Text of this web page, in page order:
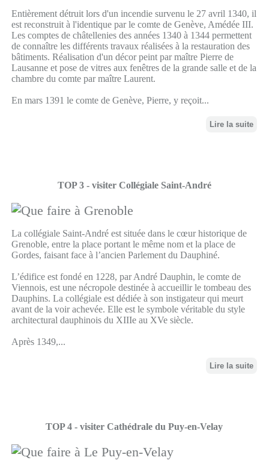
Entièrement détruit lors d'un incendie survenu le 27 avril 1340, il
est reconstruit à l'identique par le comte de Genève, Amédée III.
Les comptes de châtellenies des années 1340 à 1344 permettent
de connaître les différents travaux réalisées à la restauration des
bâtiments. Réalisation d'un décor peint par maître Pierre de
Lausanne et pose de vitres aux fenêtres de la grande salle et de la
chambre du comte par maître Laurent.
En mars 1391 le comte de Genève, Pierre, y reçoit...
Lire la suite
TOP 3 - visiter Collégiale Saint-André
La collégiale Saint-André est située dans le cœur historique de
Grenoble, entre la place portant le même nom et la place de
Gordes, faisant face à l’ancien Parlement du Dauphiné.
L’édifice est fondé en 1228, par André Dauphin, le comte de
Viennois, est une nécropole destinée à accueillir le tombeau des
Dauphins. La collégiale est dédiée à son instigateur qui meurt
avant de la voir achevée. Elle est le symbole véritable du style
architectural dauphinois du XIIIe au XVe siècle.
Après 1349,...
Lire la suite
TOP 4 - visiter Cathédrale du Puy-en-Velay